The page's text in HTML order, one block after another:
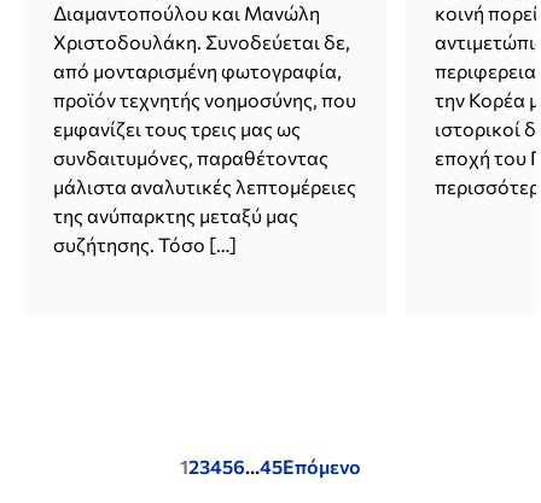
Διαμαντοπούλου και Μανώλη
Χριστοδουλάκη. Συνοδεύεται δε,
από μονταρισμένη φωτογραφία,
προϊόν τεχνητής νοημοσύνης, που
εμφανίζει τους τρεις μας ως
συνδαιτυμόνες, παραθέτοντας
μάλιστα αναλυτικές λεπτομέρειες
της ανύπαρκτης μεταξύ μας
συζήτησης. Τόσο […]
κοινή
την Κορέα
ιστορικοί
εποχή του
Posts
123456…45Επόμενο